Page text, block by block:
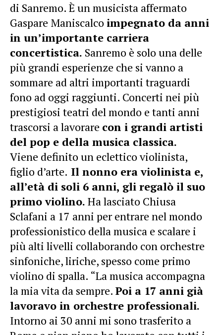
di Sanremo. È un musicista affermato
Gaspare Maniscalco impegnato da anni
in un’importante carriera
concertistica. Sanremo è solo una delle
più grandi esperienze che si vanno a
sommare ad altri importanti traguardi
fono ad oggi raggiunti. Concerti nei più
prestigiosi teatri del mondo e tanti anni
trascorsi a lavorare con i grandi artisti
del pop e della musica classica.
Viene definito un eclettico violinista,
figlio d’arte. Il nonno era violinista e,
all’età di soli 6 anni, gli regalò il suo
primo violino. Ha lasciato Chiusa
Sclafani a 17 anni per entrare nel mondo
professionistico della musica e scalare i
più alti livelli collaborando con orchestre
sinfoniche, liriche, spesso come primo
violino di spalla. “La musica accompagna
la mia vita da sempre. Poi a 17 anni già
lavoravo in orchestre professionali.
Intorno ai 30 anni mi sono trasferito a